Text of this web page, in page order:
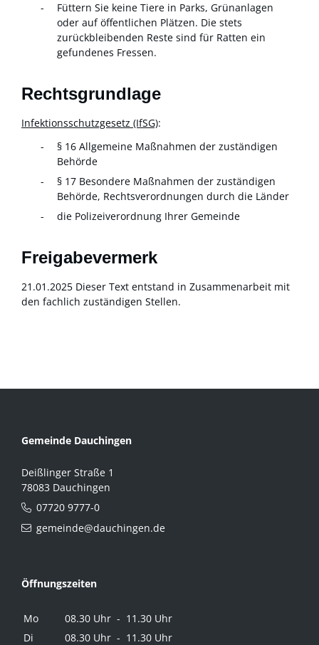
Füttern Sie keine Tiere in Parks, Grünanlagen
oder auf öffentlichen Plätzen. Die stets
zurückbleibenden Reste sind für Ratten ein
gefundenes Fressen.
Rechtsgrundlage
Infektionsschutzgesetz (IfSG):
§ 16 Allgemeine Maßnahmen der zuständigen
Behörde
§ 17 Besondere Maßnahmen der zuständigen
Behörde, Rechtsverordnungen durch die Länder
die Polizeiverordnung Ihrer Gemeinde
Freigabevermerk
21.01.2025 Dieser Text entstand in Zusammenarbeit mit
den fachlich zuständigen Stellen.
Gemeinde Dauchingen
Deißlinger Straße 1
78083 Dauchingen
07720 9777-0
gemeinde@dauchingen.de
Öffnungszeiten
Mo
08.30 Uhr - 11.30 Uhr
Di
08.30 Uhr - 11.30 Uhr